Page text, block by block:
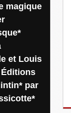
magique
et Louis
par